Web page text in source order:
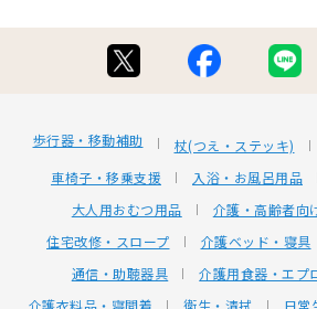
歩行器・移動補助 杖(つえ・ステッキ)
車椅子・移乗支援
入浴・お風呂用品
大人用おむつ用品
介護・高齢者向
住宅改修・スロープ
介護ベッド・寝具
通信・助聴器具
介護用食器・エプ